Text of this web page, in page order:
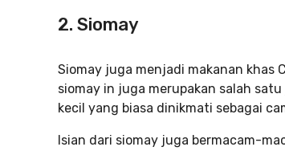
2. Siomay
Siomay juga menjadi makanan khas
siomay in juga merupakan salah
kecil yang biasa dinikmati sebagai
Isian dari siomay juga bermacam-